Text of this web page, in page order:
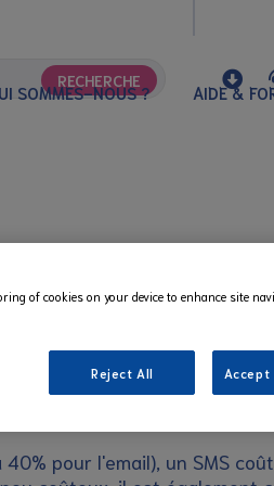
RECHERCHE
SOMMES-NOUS ? AIDE &
auprès de
pour l'email), un SMS
of cookies on your device to enhance site
Reject All Accept